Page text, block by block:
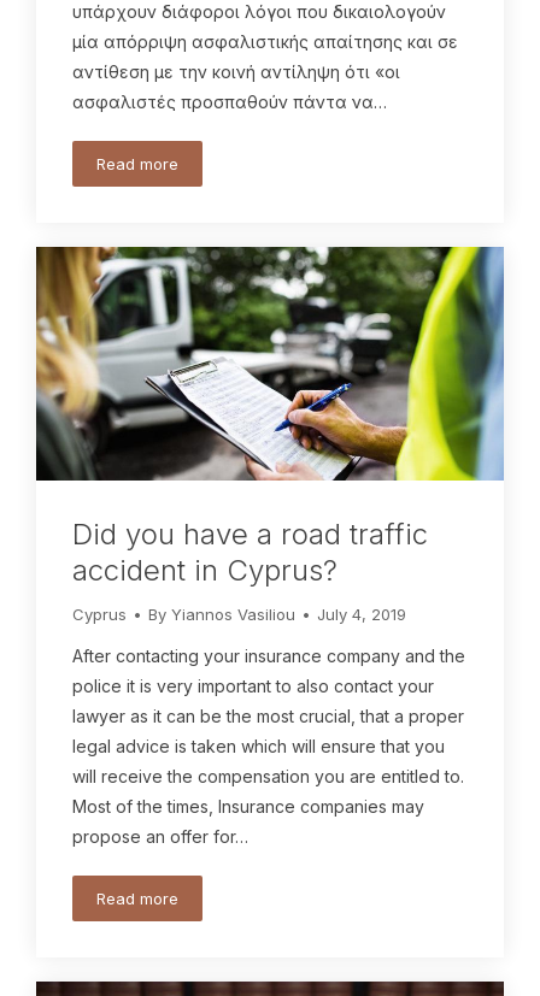
υπάρχουν διάφοροι λόγοι που δικαιολογούν
μία απόρριψη ασφαλιστικής απαίτησης και σε
αντίθεση με την κοινή αντίληψη ότι «οι
ασφαλιστές προσπαθούν πάντα να…
Read more
Did you have a road traffic
accident in Cyprus?
Cyprus By Yiannos Vasiliou July 4, 2019
After contacting your insurance company and the
police it is very important to also contact your
lawyer as it can be the most crucial, that a proper
legal advice is taken which will ensure that you
will receive the compensation you are entitled to.
Most of the times, Insurance companies may
propose an offer for…
Read more